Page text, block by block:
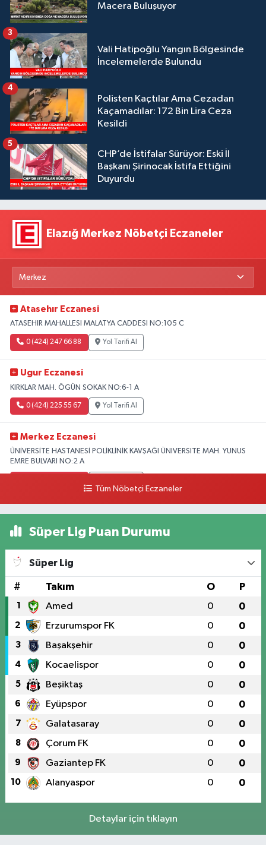
Macera Buluşuyor
Vali Hatipoğlu Yangın Bölgesinde
İncelemelerde Bulundu
3
Polisten Kaçtılar Ama Cezadan
Kaçamadılar: 172 Bin Lira Ceza
Kesildi
4
CHP’de İstifalar Sürüyor: Eski İl
Başkanı Şirinocak İstifa Ettiğini
Duyurdu
5
Elazığ Merkez Nöbetçi Eczaneler
Atasehır Eczanesi
ATASEHIR MAHALLESI MALATYA CADDESI NO:105 C
0 (424) 247 66 88 Yol Tarifi Al
Ugur Eczanesi
KIRKLAR MAH. ÖGÜN SOKAK NO:6-1 A
0 (424) 225 55 67 Yol Tarifi Al
Merkez Eczanesi
ÜNİVERSİTE HASTANESİ POLİKLİNİK KAVŞAĞI ÜNIVERSITE MAH. YUNUS
EMRE BULVARI NO:2 A
YENİ HAYAT HASTANESİ KARŞISI RIZAİYE MAH. İZZETPAŞA CAD. NO:24 E
Tüm Nöbetçi Eczaneler
Süper Lig Puan Durumu
Süper Lig
# Takım O P
1 Amed 0 0
2 Erzurumspor FK 0 0
3 Başakşehir 0 0
4 Kocaelispor 0 0
5 Beşiktaş 0 0
6 Eyüpspor 0 0
7 Galatasaray 0 0
8 Çorum FK 0 0
9 Gaziantep FK 0 0
10 Alanyaspor 0 0
Detaylar için tıklayın